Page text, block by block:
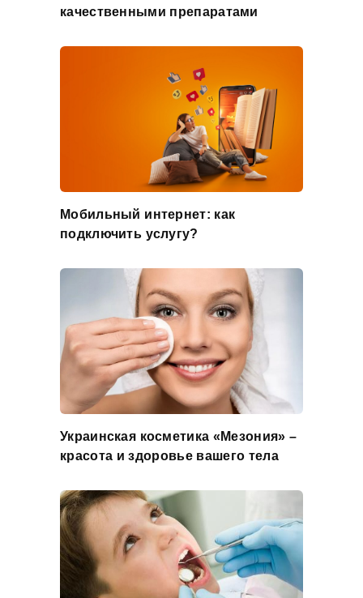
качественными препаратами
Мобильный интернет: как
подключить услугу?
Украинская косметика «Мезония» –
красота и здоровье вашего тела